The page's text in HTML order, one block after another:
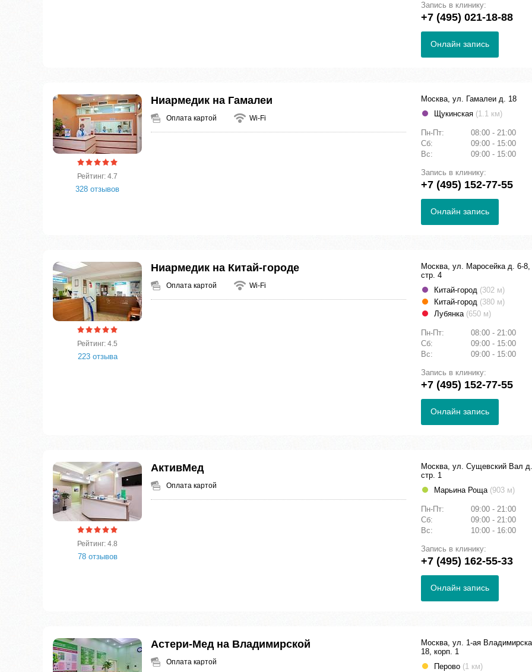
Запись в клинику:
+7 (495) 021-18-88
Онлайн запись
Рейтинг: 4.7
328 отзывов
Ниармедик на Гамалеи
Оплата картой Wi-Fi
Москва, ул. Гамалеи д. 18
Щукинская (1.1 км)
Пн-Пт:
08:00 - 21:00
Сб:
09:00 - 15:00
Вс:
09:00 - 15:00
Запись в клинику:
+7 (495) 152-77-55
Онлайн запись
Рейтинг: 4.5
223 отзыва
Ниармедик на Китай-городе
Оплата картой Wi-Fi
Москва, ул. Маросейка д. 6-8,
стр. 4
Китай-город (302 м)
Китай-город (380 м)
Лубянка (650 м)
Пн-Пт:
08:00 - 21:00
Сб:
09:00 - 15:00
Вс:
09:00 - 15:00
Запись в клинику:
+7 (495) 152-77-55
Онлайн запись
Рейтинг: 4.8
78 отзывов
АктивМед
Оплата картой
Москва, ул. Сущевский Вал
стр. 1
Марьина Роща (903 м)
Пн-Пт:
09:00 - 21:00
Сб:
09:00 - 21:00
Вс:
10:00 - 16:00
Запись в клинику:
+7 (495) 162-55-33
Онлайн запись
Астери-Мед на Владимирской
Оплата картой
Москва, ул. 1-ая
18, корп. 1
Перово (1 км)